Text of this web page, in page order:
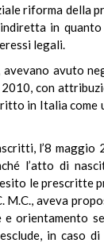
riforma della
in
legali.
avevano avuto
con
in Italia
l’8
l’atto di
le
aveva
orientamento
in caso